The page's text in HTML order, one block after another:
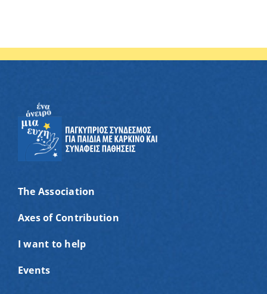
The Association
Axes of Contribution
I want to help
Events